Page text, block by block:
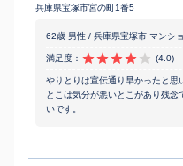
兵庫県宝塚市宮の町1番5
62歳 男性 / 兵庫県宝塚市 マンシ
満足度： (4.0)
やりとりは宣伝通り早かったと思
とこは気分が悪いとこがあり残
いです。